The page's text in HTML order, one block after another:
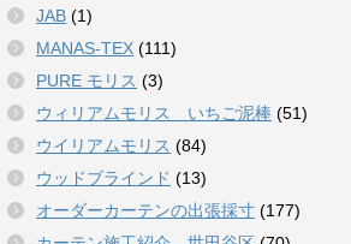
JAB (1)
MANAS-TEX (111)
PURE モリス (3)
ウィリアムモリス いちご泥棒 (51)
ウイリアムモリス (84)
ウッドブラインド (13)
オーダーカーテンの出張採寸 (177)